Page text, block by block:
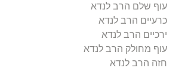
עוף שלם הרב לנדא
כרעיים הרב לנדא
ירכיים הרב לנדא
עוף מחולק הרב לנדא
חזה הרב לנדא